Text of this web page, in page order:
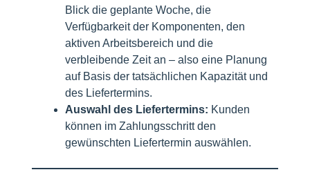
Blick die geplante Woche, die
Verfügbarkeit der Komponenten, den
aktiven Arbeitsbereich und die
verbleibende Zeit an – also eine Planung
auf Basis der tatsächlichen Kapazität und
des Liefertermins.
Auswahl des Liefertermins: Kunden
können im Zahlungsschritt den
gewünschten Liefertermin auswählen.